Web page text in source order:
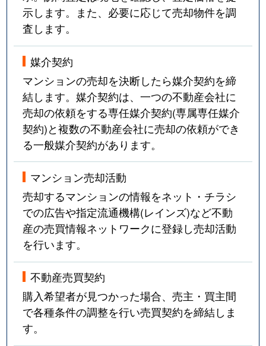
示します。また、必要に応じて売却物件を調
査します。
媒介契約
マンションの売却を決断したら媒介契約を締
結します。媒介契約は、一つの不動産会社に
売却の依頼をする専任媒介契約(専属専任媒介
契約)と複数の不動産会社に売却の依頼ができ
る一般媒介契約があります。
マンション売却活動
売却するマンションの情報をネット・チラシ
での広告や指定流通機構(レインズ)など不動
産の売買情報ネットワークに登録し売却活動
を行います。
不動産売買契約
購入希望者が見つかった場合、売主・買主間
で各種条件の調整を行い売買契約を締結しま
す。